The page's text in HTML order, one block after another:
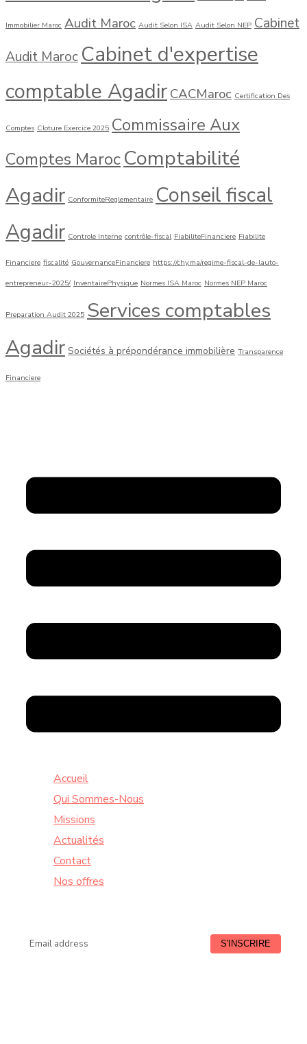
Immobilier Maroc Audit Maroc Audit Selon ISA Audit Selon NEP Cabinet
Audit Maroc Cabinet d'expertise
comptable AgadirCACMaroc Certification Des
Comptes Cloture Exercice 2025 Commissaire Aux
Comptes MarocComptabilité
Agadir ConformiteReglementaire Conseil fiscal
Agadir Controle Interne contrôle-fiscal FiabiliteFinanciere Fiabilite
Financiere fiscalité GouvernanceFinanciere https://chy.ma/regime-fiscal-de-lauto-
entrepreneur-2025/ InventairePhysique Normes ISA Maroc Normes NEP Maroc
Preparation Audit 2025 Services comptables
Agadir Sociétés à prépondérance immobilière Transparence
Financiere
Accueil
Qui Sommes-Nous
Missions
Actualités
Contact
Nos offres